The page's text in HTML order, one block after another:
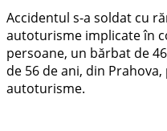
Accidentul s-a soldat cu
autoturisme implicate în
persoane, un bărbat de
de 56 de ani, din
autoturisme.